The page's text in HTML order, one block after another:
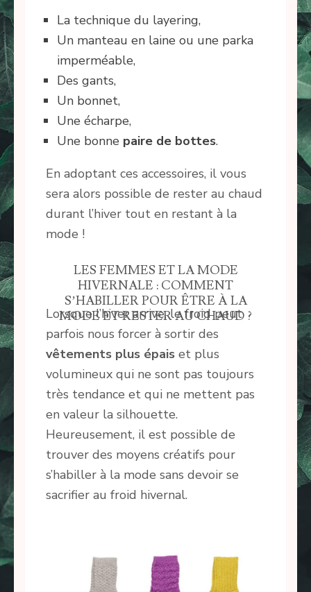
La technique du layering,
Un manteau en laine ou une parka
imperméable,
Des gants,
Un bonnet,
Une écharpe,
Une bonne paire de bottes.
En adoptant ces accessoires, il vous
sera alors possible de rester au chaud
durant l’hiver tout en restant à la
mode !
LES FEMMES ET LA MODE
HIVERNALE : COMMENT
S’HABILLER POUR ÊTRE À LA
MODE ET RESTER AU CHAUD ?
Lorsque l’hiver arrive, le froid peut
parfois nous forcer à sortir des
vêtements plus épais et plus
volumineux qui ne sont pas toujours
très tendance et qui ne mettent pas
en valeur la silhouette.
Heureusement, il est possible de
trouver des moyens créatifs pour
s’habiller à la mode sans devoir se
sacrifier au froid hivernal.